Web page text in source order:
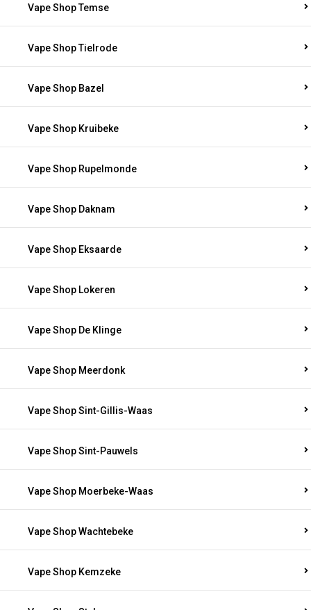
Vape Shop Temse
Vape Shop Tielrode
Vape Shop Bazel
Vape Shop Kruibeke
Vape Shop Rupelmonde
Vape Shop Daknam
Vape Shop Eksaarde
Vape Shop Lokeren
Vape Shop De Klinge
Vape Shop Meerdonk
Vape Shop Sint-Gillis-Waas
Vape Shop Sint-Pauwels
Vape Shop Moerbeke-Waas
Vape Shop Wachtebeke
Vape Shop Kemzeke